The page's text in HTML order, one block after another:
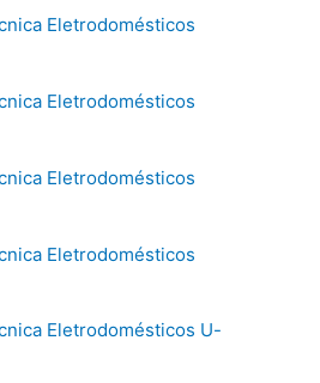
Eletrodomésticos
Eletrodomésticos
Eletrodomésticos
Eletrodomésticos
Eletrodomésticos U-